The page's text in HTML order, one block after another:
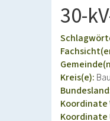
30-
Kreis(e):
Koordinate
Koordinate